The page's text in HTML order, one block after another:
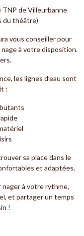
TNP de Villeurbanne
du théâtre)
vous conseiller pour
à votre disposition.
les lignes d’eau sont
:
sa place dans le
et adaptées.
à votre rythme,
et partager un temps
!